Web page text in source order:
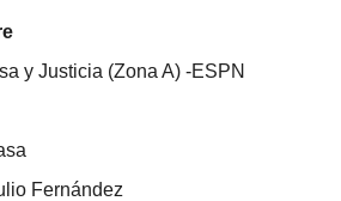
y Justicia (Zona A) -ESPN
Fernández